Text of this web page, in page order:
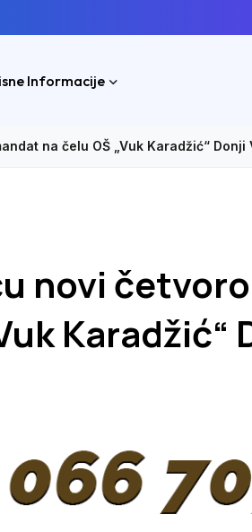
Informacije
na čelu OŠ „Vuk Karadžić“ Donji
novi
Karadžić“